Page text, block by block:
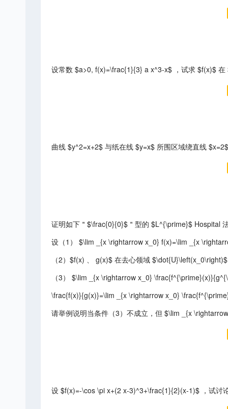
设常数 $a>0, f(x)=\frac{1}{3} a x^3-x$ ，试求 $f(x)$
曲线 $y^2=x+2$ 与纸在线 $y=x$ 所围区域绕直线
证明如下＂$\frac{0}{0}$＂型的 $L^{\prime}$ Hospital
设（1） $\lim _{x \rightarrow x_0} f(x)=\lim _{x
（2）$f(x) 、 g(x)$ 在去心领域
（3） $\lim _{x \rightarrow x_0}
\frac{f(x)}{g(x)}=\lim _{x \rightarrow x_0}
请举例说明当条件（3）不成立，但 $\lim _{x
设 $f(x)=-\cos \pi x+(2 x-3)^3+\frac{1}{2}(x-1)$ ，试讨